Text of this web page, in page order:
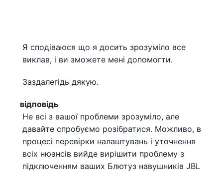
Я сподіваюся що я досить зрозуміло все
виклав, і ви зможете мені допомогти.
Заздалегідь дякую.
відповідь
Не всі з вашої проблеми зрозуміло, але
давайте спробуємо розібратися. Можливо, в
процесі перевірки налаштувань і уточнення
всіх нюансів вийде вирішити проблему з
підключенням ваших Блютуз навушників JBL